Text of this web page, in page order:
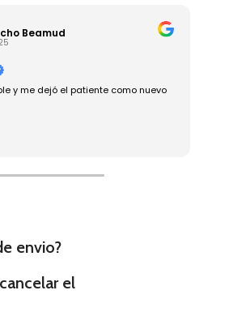
Beamud
y me dejó el patiente como nuevo
envio?
el